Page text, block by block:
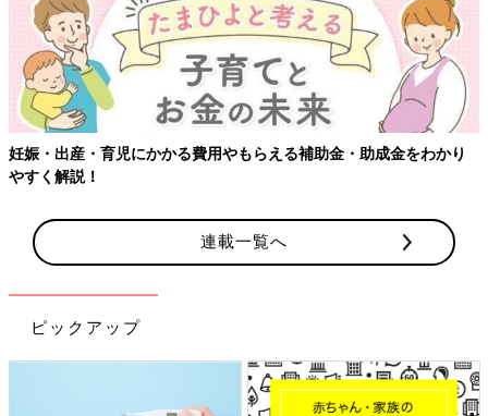
娠・出産・育児にかかる費用やもらえる補助金・助成金をわかり
すく解説！
連載一覧へ
ピックアップ